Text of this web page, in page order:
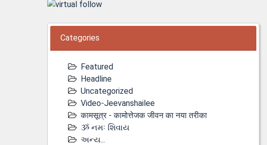
Categories
Featured
Headline
Uncategorized
Video-Jeevanshailee
कामसूत्र - कामोत्तेजक जीवन का नया तरीका
ૐ નમઃ શિવાય
અન્ય...